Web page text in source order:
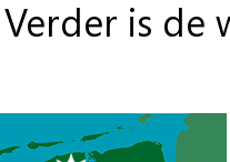
is de